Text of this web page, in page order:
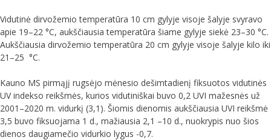
Vidutinė dirvožemio temperatūra 10 cm gylyje visoje šalyje svyravo
apie 19–22 °C, aukščiausia temperatūra šiame gylyje siekė 23–30 °C.
Aukščiausia dirvožemio temperatūra 20 cm gylyje visoje šalyje kilo iki
21–25 °C.
Kauno MS pirmąjį rugsėjo mėnesio dešimtadienį fiksuotos vidutinės
UV indekso reikšmės, kurios vidutiniškai buvo 0,2 UVI mažesnės už
2001–2020 m. vidurkį (3,1). Šiomis dienomis aukščiausia UVI reikšmė
3,5 buvo fiksuojama 1 d., mažiausia 2,1 –10 d., nuokrypis nuo šios
dienos daugiamečio vidurkio lygus -0,7.